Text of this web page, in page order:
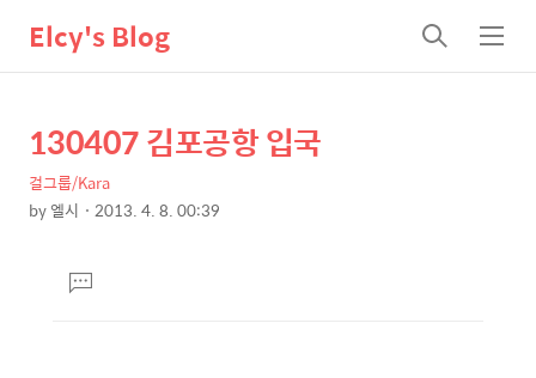
Elcy's Blog
검
색
메
뉴
상
세
컨
본
문
제
목
130407 김포공항 입국
걸그룹/Kara
by엘시 2013. 4. 8. 00:39
댓
글